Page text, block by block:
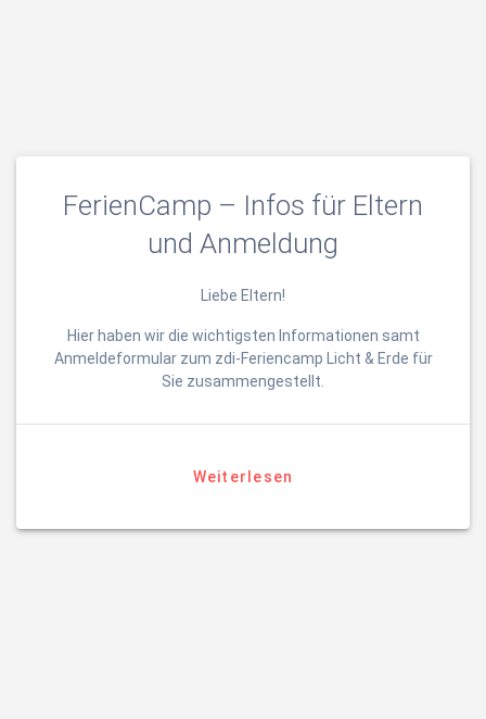
FerienCamp – Infos für Eltern
und Anmeldung
Liebe Eltern!
Hier haben wir die wichtigsten Informationen samt
Anmeldeformular zum zdi-Feriencamp Licht & Erde für
Sie zusammengestellt.
Weiterlesen